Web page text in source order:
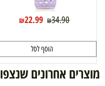
₪34.90
₪22.99
הוסף לסל
מוצרים אחרונים שנצפו